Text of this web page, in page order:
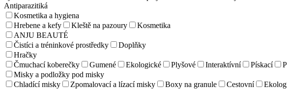
Antiparazitiká
Kosmetika a hygiena
Hrebene a kefy
Kleště na pazoury
Kosmetika
ANJU BEAUTÉ
Čistíci a tréninkové prostředky
Doplňky
Hračky
Čmuchací koberečky
Gumené Ekologické Plyšové Interaktívní Pískací
Misky a podložky pod misky
Chladící misky
Zpomalovací a lízací misky Boxy na granule Cestovní